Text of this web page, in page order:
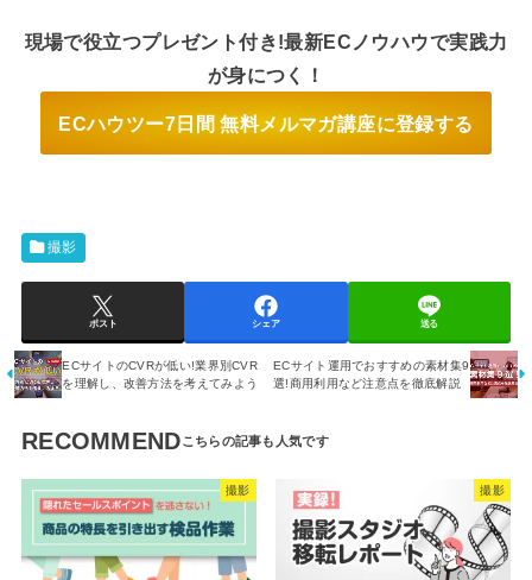
現場で役立つプレゼント付き!最新ECノウハウで実践力
が身につく！
ECハウツー7日間 無料メルマガ講座に登録する
撮影
ポスト シェア 送る
ECサイトのCVRが低い!業界別CVR
を理解し、改善方法を考えてみよう
ECサイト運用でおすすめの素材集9
選!商用利用など注意点を徹底解説
RECOMMEND
撮影 撮影